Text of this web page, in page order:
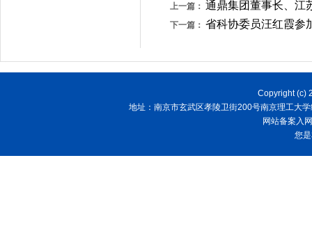
上一篇： 通鼎集团董事长、江
下一篇： 省科协委员汪红霞参
Copyright (c)
地址：南京市玄武区孝陵卫街200号南京理工大
网站备案入
您